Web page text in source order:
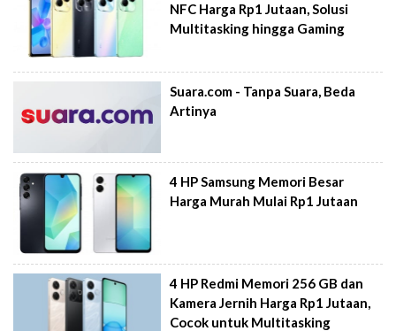
NFC Harga Rp1 Jutaan, Solusi
Multitasking hingga Gaming
Suara.com - Tanpa Suara, Beda
Artinya
4 HP Samsung Memori Besar
Harga Murah Mulai Rp1 Jutaan
4 HP Redmi Memori 256 GB dan
Kamera Jernih Harga Rp1 Jutaan,
Cocok untuk Multitasking